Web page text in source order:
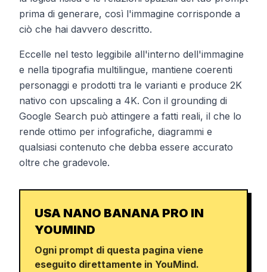
prima di generare, così l'immagine corrisponde a
ciò che hai davvero descritto.
Eccelle nel testo leggibile all'interno dell'immagine
e nella tipografia multilingue, mantiene coerenti
personaggi e prodotti tra le varianti e produce 2K
nativo con upscaling a 4K. Con il grounding di
Google Search può attingere a fatti reali, il che lo
rende ottimo per infografiche, diagrammi e
qualsiasi contenuto che debba essere accurato
oltre che gradevole.
USA NANO BANANA PRO IN
YOUMIND
Ogni prompt di questa pagina viene
eseguito direttamente in YouMind.